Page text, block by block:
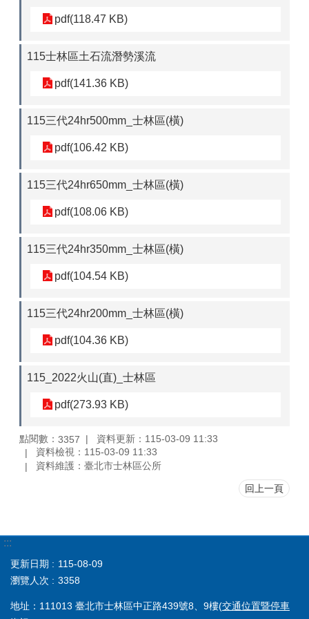
pdf(118.47 KB)
115士林區土石流潛勢溪流
pdf(141.36 KB)
115三代24hr500mm_士林區(橫)
pdf(106.42 KB)
115三代24hr650mm_士林區(橫)
pdf(108.06 KB)
115三代24hr350mm_士林區(橫)
pdf(104.54 KB)
115三代24hr200mm_士林區(橫)
pdf(104.36 KB)
115_2022火山(直)_士林區
pdf(273.93 KB)
點閱數： 3357
資料更新：115-03-09 11:33
資料檢視：115-03-09 11:33
資料維護：臺北市士林區公所
回上一頁
:::
更新日期
115-08-09
瀏覽人次
3358
地址：111013 臺北市士林區中正路439號8、9樓(交通位置暨停車